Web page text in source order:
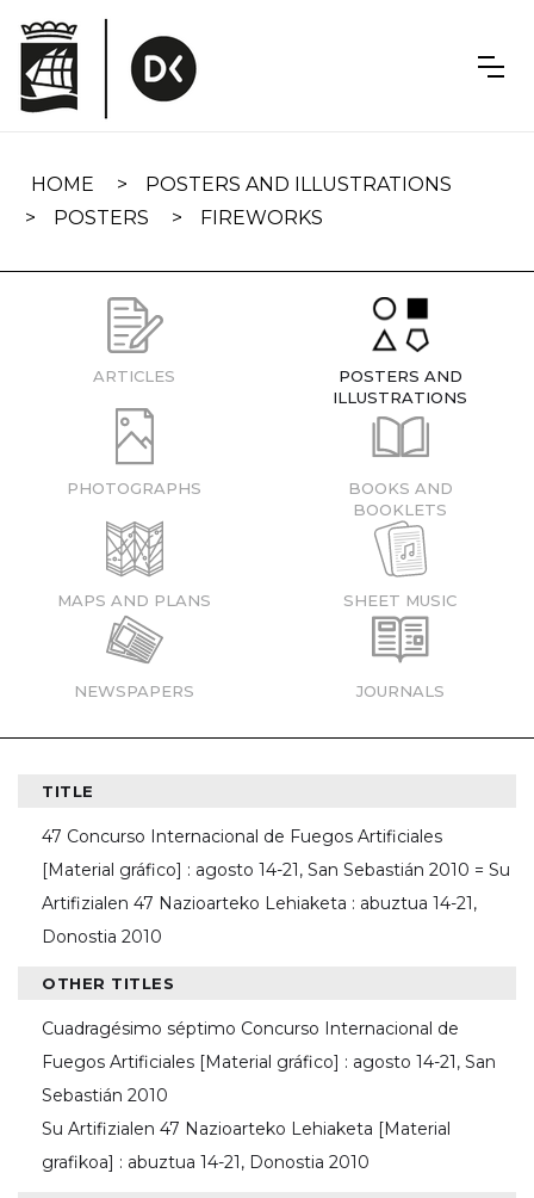
navigation
HOME
POSTERS AND ILLUSTRATIONS
POSTERS
FIREWORKS
ARTICLES
POSTERS AND
ILLUSTRATIONS
PHOTOGRAPHS
BOOKS AND
BOOKLETS
MAPS AND PLANS SHEET MUSIC
NEWSPAPERS JOURNALS
TITLE
47 Concurso Internacional de Fuegos Artificiales
[Material gráfico] : agosto 14-21, San Sebastián 2010 = Su
Artifizialen 47 Nazioarteko Lehiaketa : abuztua 14-21,
Donostia 2010
OTHER TITLES
Cuadragésimo séptimo Concurso Internacional de
Fuegos Artificiales [Material gráfico] : agosto 14-21, San
Sebastián 2010
Su Artifizialen 47 Nazioarteko Lehiaketa [Material
grafikoa] : abuztua 14-21, Donostia 2010